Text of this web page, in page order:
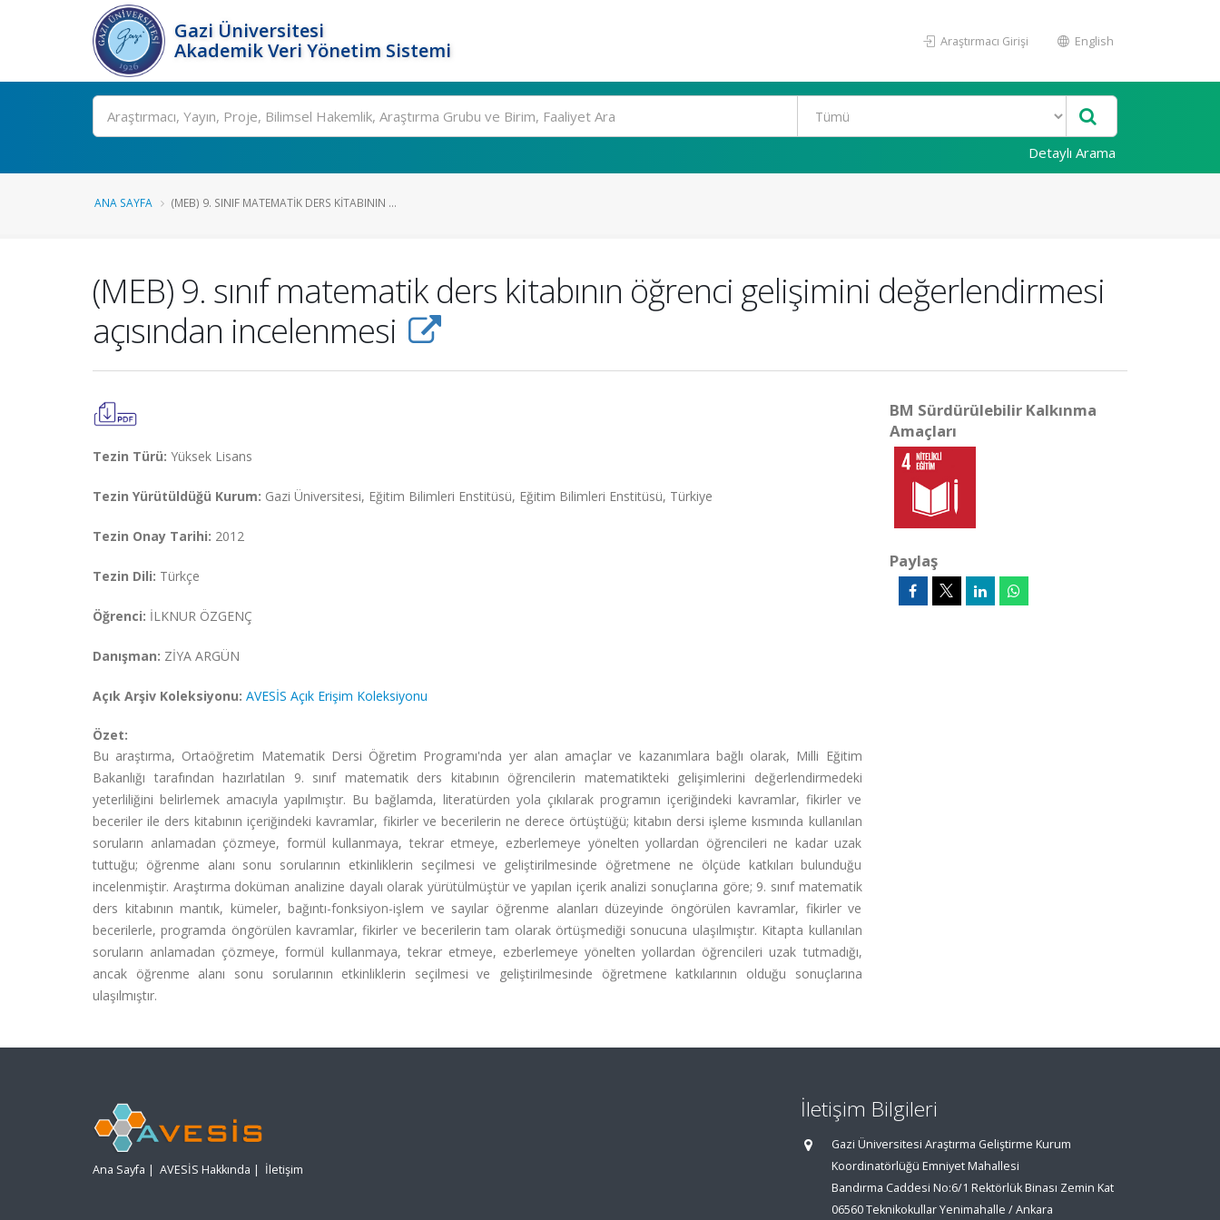
Gazi Üniversitesi
Akademik Veri Yönetim Sistemi
Araştırmacı Girişi English
Ara
Detaylı Arama
ANA SAYFA (MEB) 9. SINIF MATEMATIK DERS KITABININ ...
(MEB) 9. sınıf matematik ders kitabının öğrenci gelişimini değerlendirmesi
açısından incelenmesi
Tezin Türü: Yüksek Lisans
Tezin Yürütüldüğü Kurum: Gazi Üniversitesi, Eğitim Bilimleri Enstitüsü, Eğitim Bilimleri Enstitüsü, Türkiye
Tezin Onay Tarihi: 2012
Tezin Dili: Türkçe
Öğrenci: İLKNUR ÖZGENÇ
Danışman: ZİYA ARGÜN
Açık Arşiv Koleksiyonu: AVESİS Açık Erişim Koleksiyonu
Özet:
Bu araştırma, Ortaöğretim Matematik Dersi Öğretim Programı'nda yer alan amaçlar ve kazanımlara bağlı olarak, Milli Eğitim
Bakanlığı tarafından hazırlatılan 9. sınıf matematik ders kitabının öğrencilerin matematikteki gelişimlerini değerlendirmedeki
yeterliliğini belirlemek amacıyla yapılmıştır. Bu bağlamda, literatürden yola çıkılarak programın içeriğindeki kavramlar, fikirler ve
beceriler ile ders kitabının içeriğindeki kavramlar, fikirler ve becerilerin ne derece örtüştüğü; kitabın dersi işleme kısmında kullanılan
soruların anlamadan çözmeye, formül kullanmaya, tekrar etmeye, ezberlemeye yönelten yollardan öğrencileri ne kadar uzak
tuttuğu; öğrenme alanı sonu sorularının etkinliklerin seçilmesi ve geliştirilmesinde öğretmene ne ölçüde katkıları bulunduğu
incelenmiştir. Araştırma doküman analizine dayalı olarak yürütülmüştür ve yapılan içerik analizi sonuçlarına göre; 9. sınıf matematik
ders kitabının mantık, kümeler, bağıntı-fonksiyon-işlem ve sayılar öğrenme alanları düzeyinde öngörülen kavramlar, fikirler ve
becerilerle, programda öngörülen kavramlar, fikirler ve becerilerin tam olarak örtüşmediği sonucuna ulaşılmıştır. Kitapta kullanılan
soruların anlamadan çözmeye, formül kullanmaya, tekrar etmeye, ezberlemeye yönelten yollardan öğrencileri uzak tutmadığı,
ancak öğrenme alanı sonu sorularının etkinliklerin seçilmesi ve geliştirilmesinde öğretmene katkılarının olduğu sonuçlarına
ulaşılmıştır.
BM Sürdürülebilir Kalkınma
Amaçları
Paylaş
Ana Sayfa | AVESİS Hakkında | İletişim
İletişim Bilgileri
Gazi Üniversitesi Araştırma Geliştirme Kurum
Koordinatörlüğü Emniyet Mahallesi
Bandırma Caddesi No:6/1 Rektörlük Binası Zemin Kat
06560 Teknikokullar Yenimahalle / Ankara